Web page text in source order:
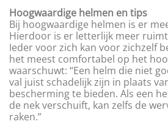
Hoogwaardige helmen en tips
Bij hoogwaardige helmen is er
Hierdoor is er letterlijk meer
Ieder voor zich kan voor zichzelf
het meest comfortabel op het
waarschuwt: “Een helm die niet
val juist schadelijk zijn in plaats
bescherming te bieden. Als een
de nek verschuift, kan zelfs de
raken.”